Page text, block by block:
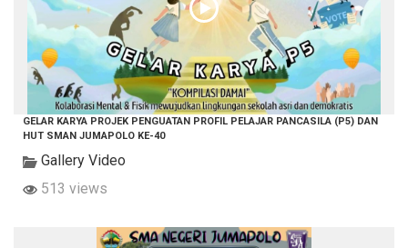
GELAR KARYA PROJEK PENGUATAN PROFIL PELAJAR PANCASILA (P5) DAN
HUT SMAN JUMAPOLO KE-40
Gallery Video
513 views